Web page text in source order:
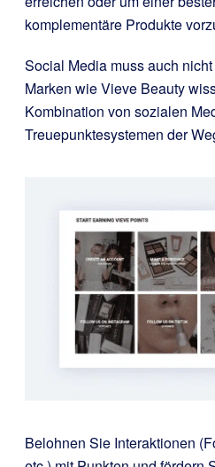
komplementäre Produkte
Social Media muss auch
Marken wie Vieve Beauty
Kombination von sozialen
Treuepunktesystemen der
Belohnen Sie Interaktionen